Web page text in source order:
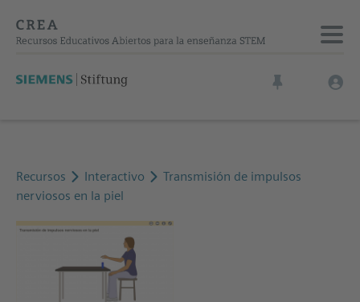
Recursos Interactivo
Transmisión de impulsos
nerviosos en la piel